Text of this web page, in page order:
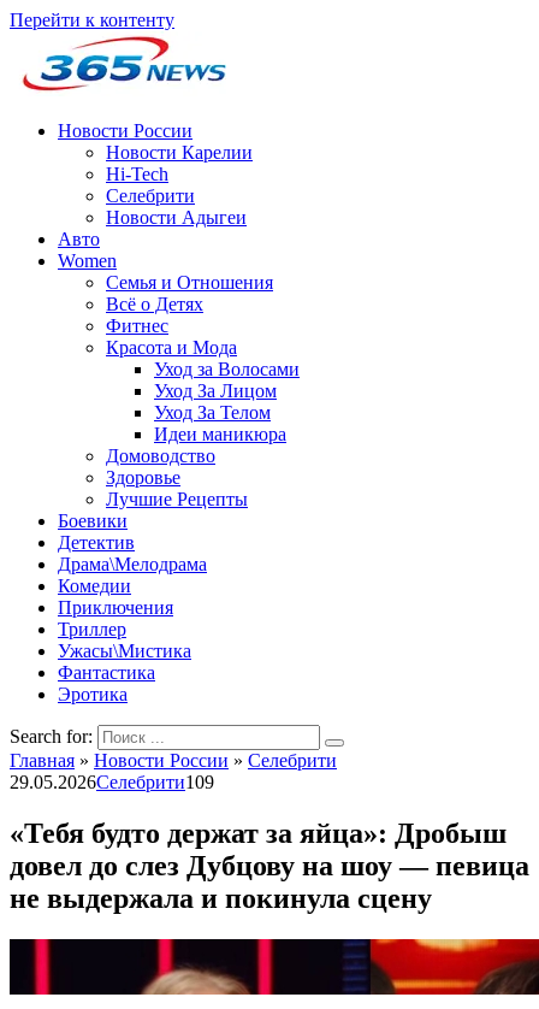
Перейти к контенту
Новости России
Новости Карелии
Hi-Tech
Селебрити
Новости Адыгеи
Авто
Women
Семья и Отношения
Всё о Детях
Фитнес
Красота и Мода
Уход за Волосами
Уход За Лицом
Уход За Телом
Идеи маникюра
Домоводство
Здоровье
Лучшие Рецепты
Боевики
Детектив
Драма\Мелодрама
Комедии
Приключения
Триллер
Ужасы\Мистика
Фантастика
Эротика
Search for:
Главная » Новости России » Селебрити
29.05.2026Селебрити109
«Тебя будто держат за яйца»: Дробыш
довел до слез Дубцову на шоу — певица
не выдержала и покинула сцену